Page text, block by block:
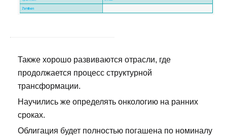
Также хорошо развиваются отрасли, где
продолжается процесс структурной
трансформации.
Научились же определять онкологию на ранних
сроках.
Облигация будет полностью погашена по номиналу